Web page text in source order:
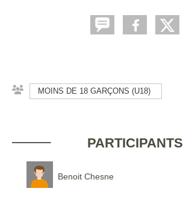
MOINS DE 18 GARÇONS (U18)
PARTICIPANTS
Benoit Chesne